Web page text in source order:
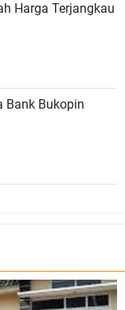
Harga Terjangkau
Bank Bukopin